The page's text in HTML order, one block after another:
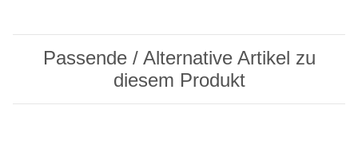
Passende / Alternative Artikel zu
diesem Produkt